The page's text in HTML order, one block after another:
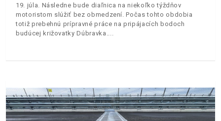
19. júla. Následne bude diaľnica na niekoľko týždňov
motoristom slúžiť bez obmedzení. Počas tohto obdobia
totiž prebehnú prípravné práce na pripájacích bodoch
budúcej križovatky Dúbravka.